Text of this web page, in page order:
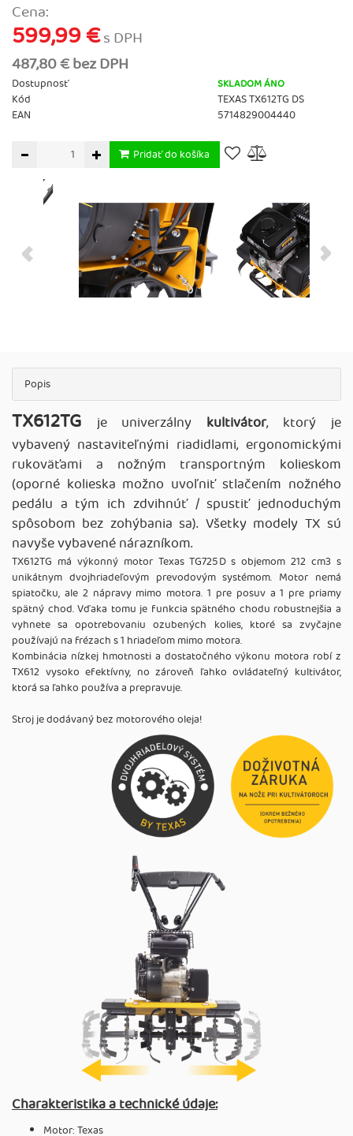
Cena:
599,99 €s DPH
487,80 € bez DPH
Dostupnosť SKLADOM ÁNO
Kód
TEXAS TX612TG DS
EAN
5714829004440
Pridať do košíka
Popis
TX612TG je univerzálny kultivátor, ktorý je
vybavený nastaviteľnými riadidlami, ergonomickými
rukoväťami a nožným transportným kolieskom
(oporné kolieska možno uvoľniť stlačením nožného
pedálu a tým ich zdvihnúť / spustiť jednoduchým
spôsobom bez zohýbania sa). Všetky modely TX sú
navyše vybavené nárazníkom.
TX612TG má výkonný motor Texas TG725D s objemom 212 cm3 s
unikátnym dvojhriadeľovým prevodovým systémom. Motor nemá
spiatočku, ale 2 nápravy mimo motora. 1 pre posuv a 1 pre priamy
spätný chod. Vďaka tomu je funkcia spätného chodu robustnejšia a
vyhnete sa opotrebovaniu ozubených kolies, ktoré sa zvyčajne
používajú na frézach s 1 hriadeľom mimo motora.
Kombinácia nízkej hmotnosti a dostatočného výkonu motora robí z
TX612 vysoko efektívny, no zároveň ľahko ovládateľný kultivátor,
ktorá sa ľahko používa a prepravuje.
Stroj je dodávaný bez motorového oleja!
Charakteristika a technické údaje:
Motor: Texas